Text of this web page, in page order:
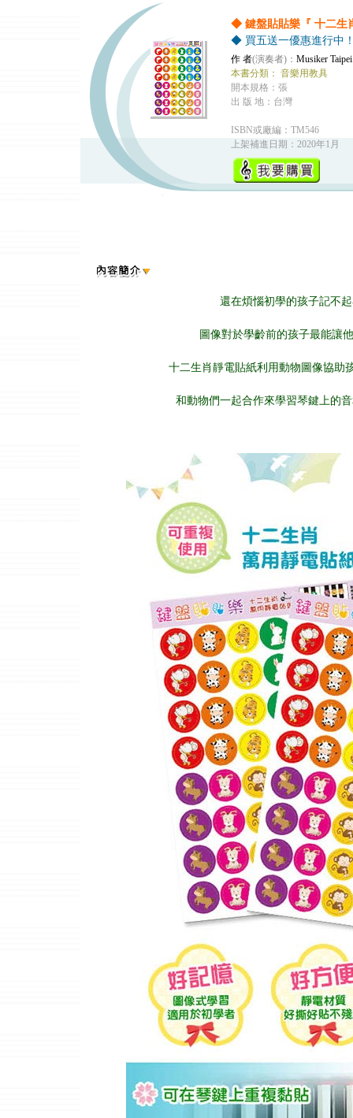
◆ 鍵盤貼貼樂『 十二生
◆ 買五送一優惠進行中
作 者(演奏者)： Musiker Taipei
本書分類： 音樂用教具
開本規格：張
出 版 地：台灣
ISBN或廠編：TM546
上架補進日期：2020年1月
還在煩惱初學的孩子記不
圖像對於學齡前的孩子最能讓
十二生肖靜電貼紙利用動物圖像協助
和動物們一起合作來學習琴鍵上的